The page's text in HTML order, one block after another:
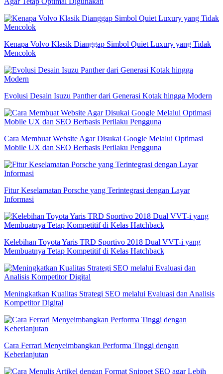
Kenapa Volvo Klasik Dianggap Simbol Quiet Luxury yang Tidak
Mencolok
Evolusi Desain Isuzu Panther dari Generasi Kotak hingga Modern
Cara Membuat Website Agar Disukai Google Melalui Optimasi
Mobile UX dan SEO Berbasis Perilaku Pengguna
Fitur Keselamatan Porsche yang Terintegrasi dengan Layar
Informasi
Kelebihan Toyota Yaris TRD Sportivo 2018 Dual VVT-i yang
Membuatnya Tetap Kompetitif di Kelas Hatchback
Meningkatkan Kualitas Strategi SEO melalui Evaluasi dan Analisis
Kompetitor Digital
Cara Ferrari Menyeimbangkan Performa Tinggi dengan
Keberlanjutan